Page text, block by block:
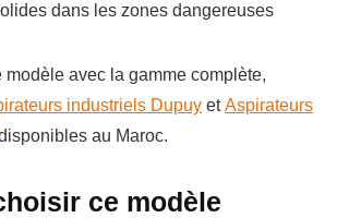
dans les zones dangereuses
modèle avec la gamme complète,
industriels Dupuy etAspirateurs
au Maroc.
ce modèle